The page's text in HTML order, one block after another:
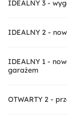
IDEALNY 3 -
IDEALNY 2 -
IDEALNY 1 -
garażem
OTWARTY 2 -